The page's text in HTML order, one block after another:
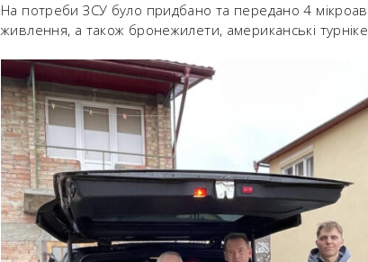
На потреби ЗСУ було придбано та передано 4
живлення, а також бронежилети, американські